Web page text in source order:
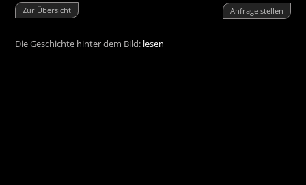
Zur Übersicht Anfrage stellen
Die Geschichte hinter dem Bild: lesen